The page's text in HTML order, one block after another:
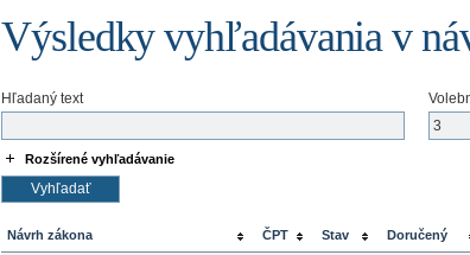
Výsledky vyhľadávania v
Hľadaný text
Rozšírené vyhľadávanie
Návrh zákona ČPT Stav Doručený